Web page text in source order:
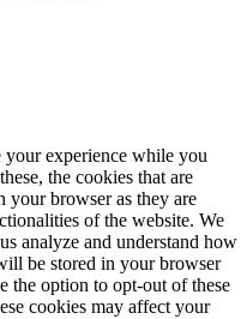
your experience while you
the cookies that are
your browser as they are
of the website. We
analyze and understand how
be stored in your browser
the option to opt-out of these
cookies may affect your